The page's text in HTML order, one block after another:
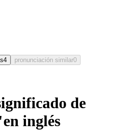
4 pronunciación similar0
de
inglés